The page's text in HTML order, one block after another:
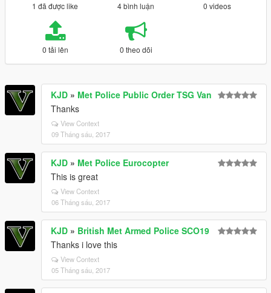
1 đã được like 4 bình luận 0 videos
0 tải lên 0 theo dõi
KJD » Met Police Public Order TSG Van
Thanks
View Context
09 Tháng sáu, 2017
KJD » Met Police Eurocopter
This is great
View Context
06 Tháng sáu, 2017
KJD » British Met Armed Police SCO19
Thanks i love this
View Context
05 Tháng sáu, 2017